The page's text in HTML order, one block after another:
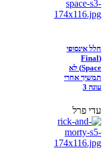
חלל אינסופי
(Final
Space) לא
תמשיך אחרי
עונה 3
עדי פרל